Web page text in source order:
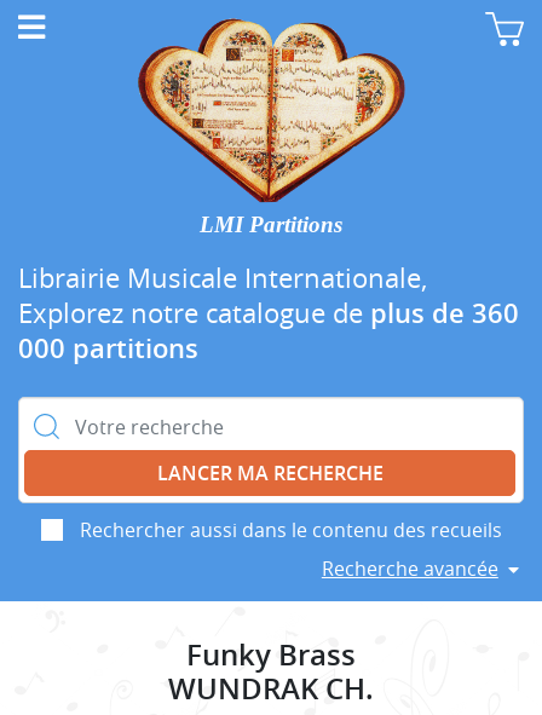
LMI Partitions
Librairie Musicale Internationale,
Explorez notre catalogue de plus de 360
000 partitions
Rechercher :
Rechercher aussi dans le contenu des recueils
Recherche avancée
Funky Brass
WUNDRAK CH.